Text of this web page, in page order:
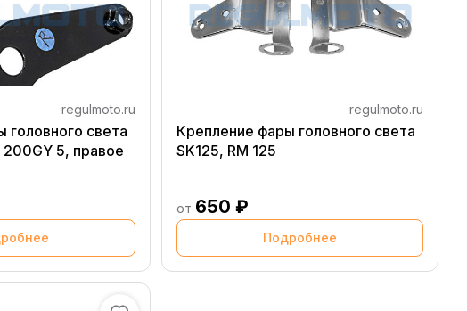
regulmoto.ru
головного света
5, правое
regulmoto.ru
Крепление фары головного света
SK125, RM 125
от 650 ₽
Подробнее